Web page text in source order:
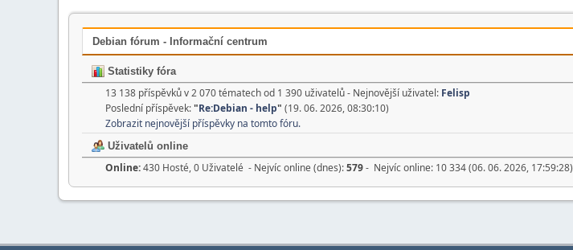
Debian fórum - Informační centrum
Statistiky fóra
13 138 příspěvků v 2 070 tématech od 1 390 uživatelů - Nejnovější uživatel: Felisp
Poslední příspěvek:"Re:Debian - help" (19. 06. 2026, 08:30:10)
Zobrazit nejnovější příspěvky na tomto fóru.
Uživatelů online
Online:430 Hosté, 0 Uživatelé - Nejvíc online (dnes):579- Nejvíc online: 10 334 (06. 06. 2026, 17:59:28)